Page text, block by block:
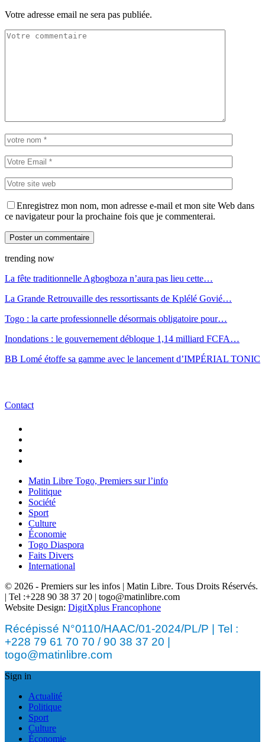
Votre adresse email ne sera pas publiée.
Enregistrez mon nom, mon adresse e-mail et mon site Web dans
ce navigateur pour la prochaine fois que je commenterai.
trending now
La fête traditionnelle Agbogboza n’aura pas lieu cette…
La Grande Retrouvaille des ressortissants de Kplélé Govié…
Togo : la carte professionnelle désormais obligatoire pour…
Inondations : le gouvernement débloque 1,14 milliard FCFA…
BB Lomé étoffe sa gamme avec le lancement d’IMPÉRIAL TONIC
Contact
Matin Libre Togo, Premiers sur l’info
Politique
Société
Sport
Culture
Économie
Togo Diaspora
Faits Divers
International
© 2026 - Premiers sur les infos | Matin Libre. Tous Droits Réservés.
| Tel :+228 90 38 37 20 | togo@matinlibre.com
Website Design: DigitXplus Francophone
Récépissé N°0110/HAAC/01-2024/PL/P | Tel :
+228 79 61 70 70 / 90 38 37 20 |
togo@matinlibre.com
Sign in
Actualité
Politique
Sport
Culture
Économie